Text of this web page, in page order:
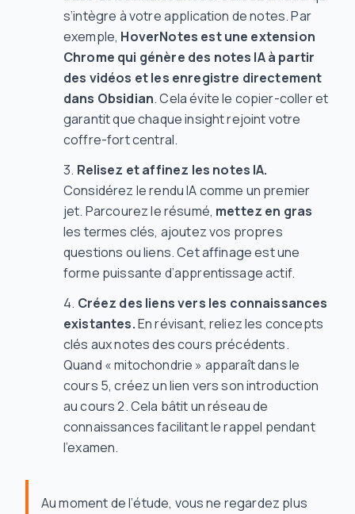
s’intègre à votre application de notes. Par
exemple, HoverNotes est une extension
Chrome qui génère des notes IA à partir
des vidéos et les enregistre directement
dans Obsidian. Cela évite le copier-coller et
garantit que chaque insight rejoint votre
coffre-fort central.
Relisez et affinez les notes IA.
Considérez le rendu IA comme un premier
jet. Parcourez le résumé, mettez en gras
les termes clés, ajoutez vos propres
questions ou liens. Cet affinage est une
forme puissante d’apprentissage actif.
Créez des liens vers les connaissances
existantes.En révisant, reliez les concepts
clés aux notes des cours précédents.
Quand « mitochondrie » apparaît dans le
cours 5, créez un lien vers son introduction
au cours 2. Cela bâtit un réseau de
connaissances facilitant le rappel pendant
l’examen.
Au moment de l’étude, vous ne regardez plus